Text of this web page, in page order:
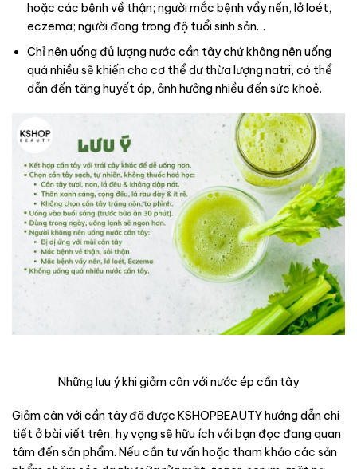
hoặc các bệnh về thận; người mắc bệnh vẩy nến, lở loét,
eczema; người đang trong độ tuổi sinh sản…
Chỉ nên uống đủ lượng nước cần tây chứ không nên uống
quá nhiều sẽ khiến cho cơ thể dư thừa lượng natri, có thể
dẫn đến tăng huyết áp, ảnh hưởng nhiều đến sức khoẻ.
Những lưu ý khi giảm cân với nước ép cần tây
Giảm cân với cần tây đã được KSHOPBEAUTY hướng dẫn chi
tiết ở bài viết trên, hy vọng sẽ hữu ích với bạn đọc đang quan
tâm đến sản phẩm. Nếu cần tư vấn hoặc tham khảo các sản